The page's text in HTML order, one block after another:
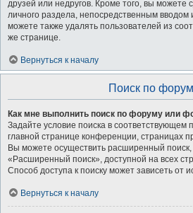
друзей или недругов. Кроме того, вы можете
личного раздела, непосредственным
можете также удалять пользователей из
же странице.
Вернуться к началу
Поиск по
Как мне выполнить поиск по форуму или
Задайте условие поиска в соответствующем
главной странице конференции, страницах
Вы можете осуществить расширенный поиск,
«Расширенный поиск», доступной на всех
Способ доступа к поиску может зависеть от
Вернуться к началу